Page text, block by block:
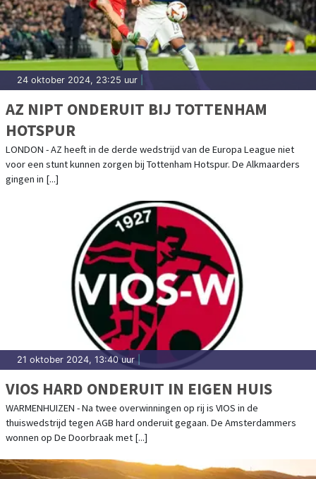
24 oktober 2024, 23:25 uur
AZ NIPT ONDERUIT BIJ TOTTENHAM
HOTSPUR
LONDON - AZ heeft in de derde wedstrijd van de Europa League niet
voor een stunt kunnen zorgen bij Tottenham Hotspur. De Alkmaarders
gingen in [...]
21 oktober 2024, 13:40 uur|
VIOS HARD ONDERUIT IN EIGEN HUIS
WARMENHUIZEN - Na twee overwinningen op rij is VIOS in de
thuiswedstrijd tegen AGB hard onderuit gegaan. De Amsterdammers
wonnen op De Doorbraak met [...]